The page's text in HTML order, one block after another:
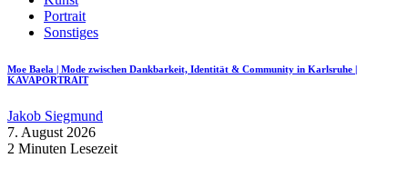
Portrait
Sonstiges
Moe Baela | Mode zwischen Dankbarkeit, Identität & Community in Karlsruhe |
KAVAPORTRAIT
Jakob Siegmund
7. August 2026
2 Minuten Lesezeit